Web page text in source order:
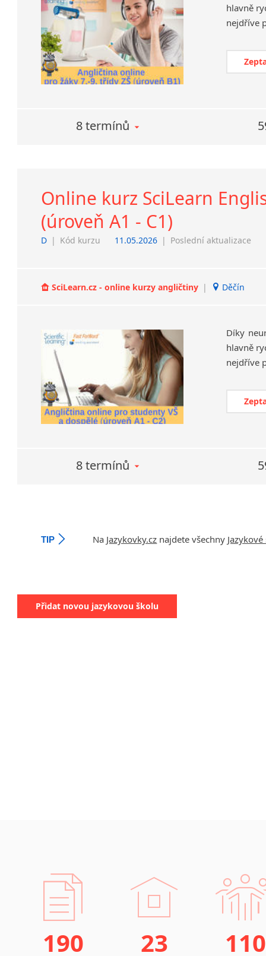
hlavně
8 termínů
Online kurz SciLearn
(úroveň A1 - C1)
D | Kód kurzu 11.05.2026 | Poslední aktualizace
SciLearn.cz - online kurzy angličtiny | Děčín
Díky
hlavně
8 termínů
TIP Na Jazykovky.cz najdete všechny
Přidat novou jazykovou školu
190 23 110